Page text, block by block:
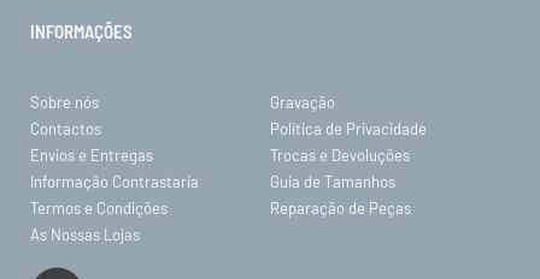
INFORMAÇÕES
Sobre nós
Gravação
Contactos
Política de Privacidade
Envios e Entregas
Trocas e Devoluções
Informação Contrastaria
Guia de Tamanhos
Termos e Condições
Reparação de Peças
As Nossas Lojas